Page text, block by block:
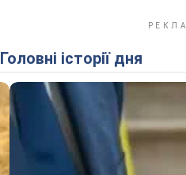
Головні історії дня